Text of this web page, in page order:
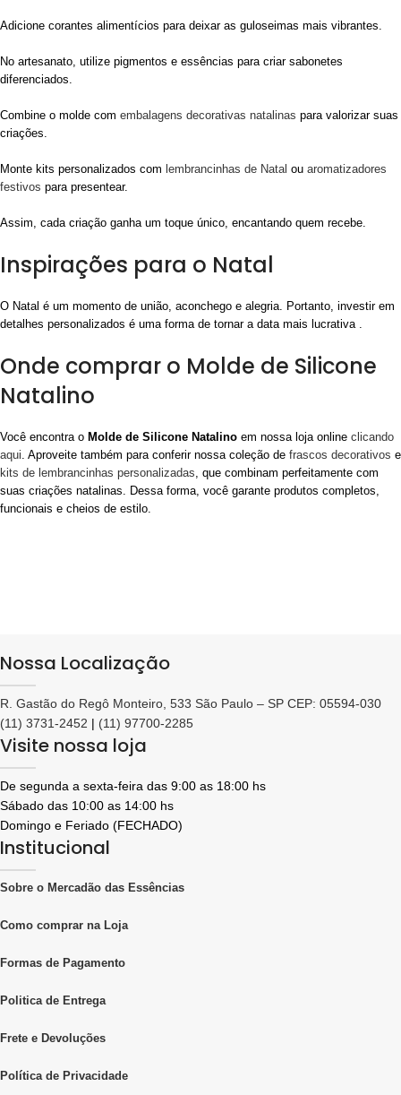
Adicione corantes alimentícios para deixar as guloseimas mais vibrantes.
No artesanato, utilize pigmentos e essências para criar sabonetes
diferenciados.
Combine o molde com embalagens decorativas natalinas para valorizar suas
criações.
Monte kits personalizados com lembrancinhas de Natal ou aromatizadores
festivos para presentear.
Assim, cada criação ganha um toque único, encantando quem recebe.
Inspirações para o Natal
O Natal é um momento de união, aconchego e alegria. Portanto, investir em
detalhes personalizados é uma forma de tornar a data mais lucrativa .
Onde comprar o Molde de Silicone
Natalino
Você encontra o Molde de Silicone Natalino em nossa loja online clicando
aqui . Aproveite também para conferir nossa coleção de frascos decorativos e
kits de lembrancinhas personalizadas , que combinam perfeitamente com
suas criações natalinas. Dessa forma, você garante produtos completos,
funcionais e cheios de estilo.
Nossa Localização
R. Gastão do Regô Monteiro, 533 São Paulo – SP CEP: 05594-030
(11) 3731-2452 | (11) 97700-2285
Visite nossa loja
De segunda a sexta-feira das 9:00 as 18:00 hs
Sábado das 10:00 as 14:00 hs
Domingo e Feriado (FECHADO)
Institucional
Sobre o Mercadão das Essências
Como comprar na Loja
Formas de Pagamento
Politica de Entrega
Frete e Devoluções
Política de Privacidade